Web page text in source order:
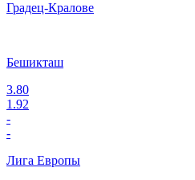
Градец-Кралове
Бешикташ
3.80
1.92
-
-
Лига Европы